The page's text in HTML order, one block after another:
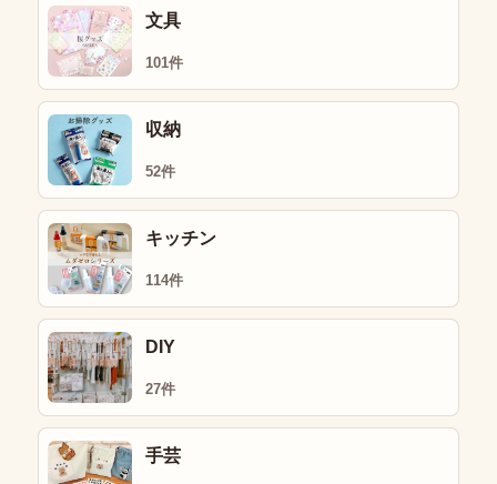
文具
101件
収納
52件
キッチン
114件
DIY
27件
手芸